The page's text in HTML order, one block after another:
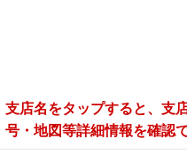
支店名をタップすると、支
号・地図等詳細情報を確認